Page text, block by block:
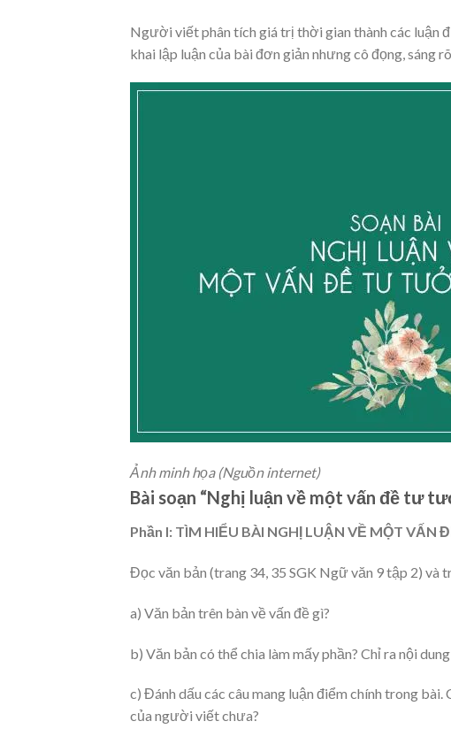
Người viết phân tích giá trị thời gian thành các luận
khai lập luận của bài đơn giản nhưng cô đọng, sáng
Ảnh minh họa (Nguồn internet)
Bài soạn “Nghị luận về một vấn đề tư
Phần I: TÌM HIỂU BÀI NGHỊ LUẬN VỀ MỘT VẤN
Đọc văn bản (trang 34, 35 SGK Ngữ văn 9 tập 2) và
a) Văn bản trên bàn về vấn đề gì?
b) Văn bản có thể chia làm mấy phần? Chỉ ra nội
c) Đánh dấu các câu mang luận điểm chính trong
của người viết chưa?